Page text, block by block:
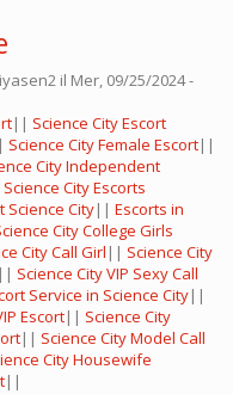
il Mer, 09/25/2024 -
|| Science City Escort
Science City Female Escort||
City Independent
Science City Escorts
Science City|| Escorts in
City College Girls
City Call Girl || Science City
|| Science City VIP Sexy Call
Service in Science City||
Escort|| Science City
|| Science City Model Call
City Housewife
||